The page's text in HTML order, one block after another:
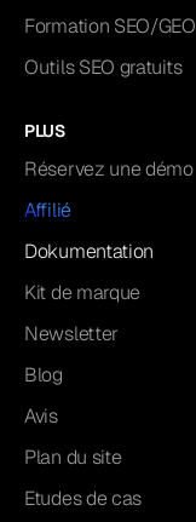
Formation SEO/GEO
Outils SEO gratuits
PLUS
Réservez une démo
Affilié
Dokumentation
Kit de marque
Newsletter
Blog
Avis
Plan du site
Etudes de cas